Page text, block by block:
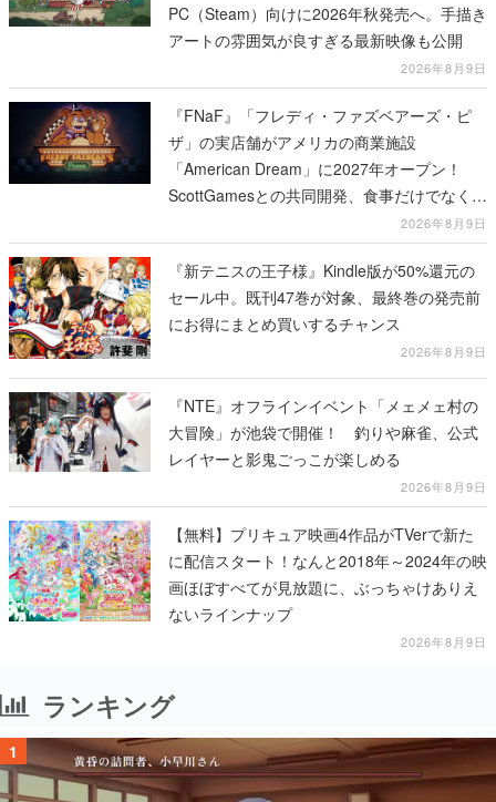
PC（Steam）向けに2026年秋発売へ。手描き
アートの雰囲気が良すぎる最新映像も公開
2026年8月9日
『FNaF』「フレディ・ファズベアーズ・ピ
ザ」の実店舗がアメリカの商業施設
「American Dream」に2027年オープン！
ScottGamesとの共同開発、食事だけでなくス
テージショーや没入型のホラー体験も楽しめ
る
2026年8月9日
『新テニスの王子様』Kindle版が50%還元の
セール中。既刊47巻が対象、最終巻の発売前
にお得にまとめ買いするチャンス
2026年8月9日
『NTE』オフラインイベント「メェメェ村の
大冒険」が池袋で開催！ 釣りや麻雀、公式
レイヤーと影鬼ごっこが楽しめる
2026年8月9日
【無料】プリキュア映画4作品がTVerで新た
に配信スタート！なんと2018年～2024年の映
画ほぼすべてが見放題に、ぶっちゃけありえ
ないラインナップ
2026年8月9日
ランキング
1